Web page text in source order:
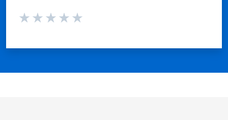
Valuta da 1 a 5 stelle la pagina